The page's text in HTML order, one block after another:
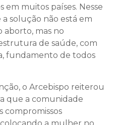
em muitos países. Nesse
solução não está em
aborto, mas no
de saúde, com
fundamento de todos
o Arcebispo reiterou
que a comunidade
compromissos